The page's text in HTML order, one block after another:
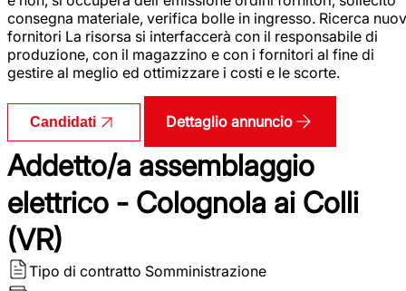
consegna materiale, verifica bolle in ingresso. Ricerca
fornitori La risorsa si interfaccerà con il responsabile di
produzione, con il magazzino e con i fornitori al fine di
gestire al meglio ed ottimizzare i costi e le scorte.
Candidati Dettaglio annuncio
Addetto/a assemblaggio
elettrico - Colognola ai Colli
(VR)
Tipo di contratto Somministrazione